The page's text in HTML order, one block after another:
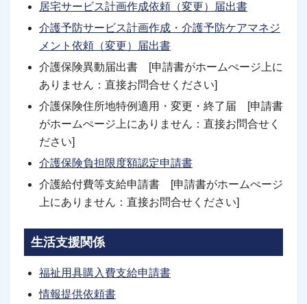
居宅サービス計画作成依頼（変更）届出書
介護予防サービス計画作成・介護予防ケアマネジ
メント依頼（変更）届出書
介護保険異動届出書 [申請書がホームぺージ上に
ありません：直接お問合せください]
介護保険住所地特例適用・変更・終了届 [申請書
がホームぺージ上にありません：直接お問合せく
ださい]
介護保険負担限度額認定申請書
介護給付費等支給申請書 [申請書がホームぺージ
上にありません：直接お問合せください]
生活支援関係
福祉用具購入費支給申請書
情報提供依頼書